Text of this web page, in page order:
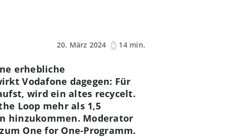
20. März 2024
14 min.
erhebliche
Vodafone dagegen: Für
wird ein altes recycelt.
Loop mehr als 1,5
hinzukommen. Moderator
One for One-Programm.